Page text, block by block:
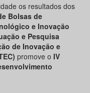
os resultados dos
Bolsas de
e Inovação
e Pesquisa
de Inovação e
promove o IV